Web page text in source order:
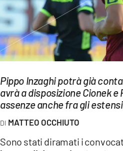
EVENTI
SPORT
Streaming
LAC TV
LAC NETWORK
LAC ONAIR
Pippo Inzaghi potrà già
avrà a disposizione Cionek e
assenze anche fra gli
MATTEO OCCHIUTO
Sono stati diramati i